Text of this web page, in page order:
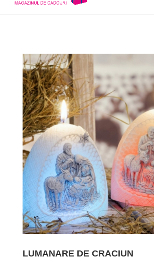
LUMANARE DE CRACIUN